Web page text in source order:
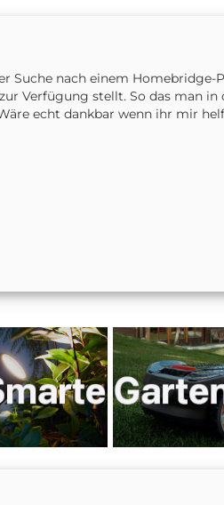
Suche nach einem
Verfügung stellt. So das man in
echt dankbar wenn ihr mir